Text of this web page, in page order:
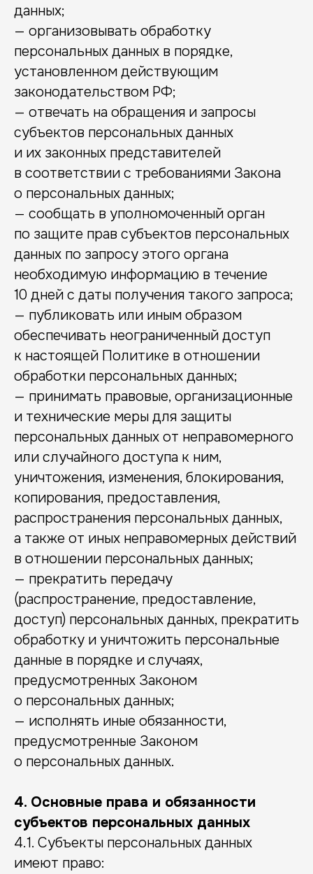
данных;
— организовывать обработку
персональных данных в порядке,
установленном действующим
законодательством РФ;
— отвечать на обращения и запросы
субъектов персональных данных
и их законных представителей
в соответствии с требованиями Закона
о персональных данных;
— сообщать в уполномоченный орган
по защите прав субъектов персональных
данных по запросу этого органа
необходимую информацию в течение
10 дней с даты получения такого запроса;
— публиковать или иным образом
обеспечивать неограниченный доступ
к настоящей Политике в отношении
обработки персональных данных;
— принимать правовые, организационные
и технические меры для защиты
персональных данных от неправомерного
или случайного доступа к ним,
уничтожения, изменения, блокирования,
копирования, предоставления,
распространения персональных данных,
а также от иных неправомерных действий
в отношении персональных данных;
— прекратить передачу
(распространение, предоставление,
доступ) персональных данных, прекратить
обработку и уничтожить персональные
данные в порядке и случаях,
предусмотренных Законом
о персональных данных;
— исполнять иные обязанности,
предусмотренные Законом
о персональных данных.
4. Основные права и обязанности
субъектов персональных данных
4.1. Субъекты персональных данных
имеют право: